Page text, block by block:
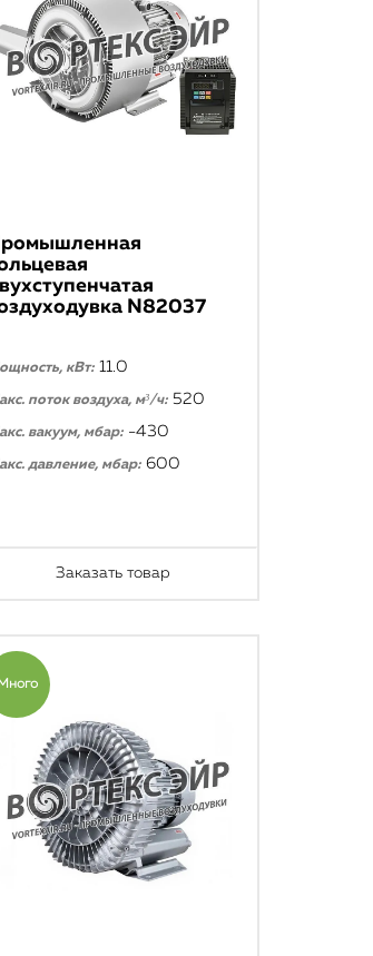
N82037
кВт: 11.0
поток воздуха, м³/ч: 520
вакуум, мбар: -430
давление, мбар: 600
Заказать товар
Много